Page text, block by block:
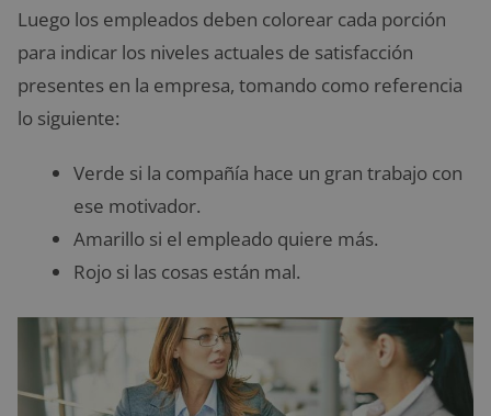
Luego los empleados deben colorear cada porción
para indicar los niveles actuales de satisfacción
presentes en la empresa, tomando como referencia
lo siguiente:
Verde si la compañía hace un gran trabajo con
ese motivador.
Amarillo si el empleado quiere más.
Rojo si las cosas están mal.